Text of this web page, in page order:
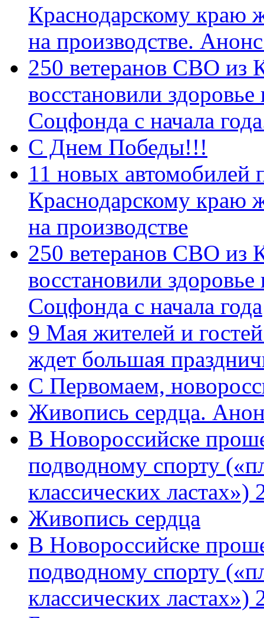
Краснодарскому краю
на производстве.
250 ветеранов СВО из
восстановили
Соцфонда с начала
С Днем Победы!!!
11 новых автомобилей
Краснодарскому краю
на производстве
250 ветеранов СВО из
восстановили
Соцфонда с начала года
9 Мая жителей и
ждет большая
C Первомаем,
Живопись сердца.
В Новороссийске
подводному спорту
классических
Живопись сердца
В Новороссийске
подводному спорту
классических ластах»)